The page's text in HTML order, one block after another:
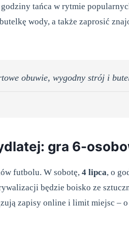
tańca w rytmie
wody, a także zaprosić
obuwie, wygodny strój i
gra 6-
futbolu. W sobotę, 4 lipca, o
będzie boisko ze
zapisy online i limit miejsc –